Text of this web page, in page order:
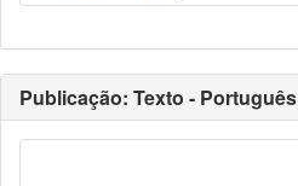
Publicação: Texto - Português